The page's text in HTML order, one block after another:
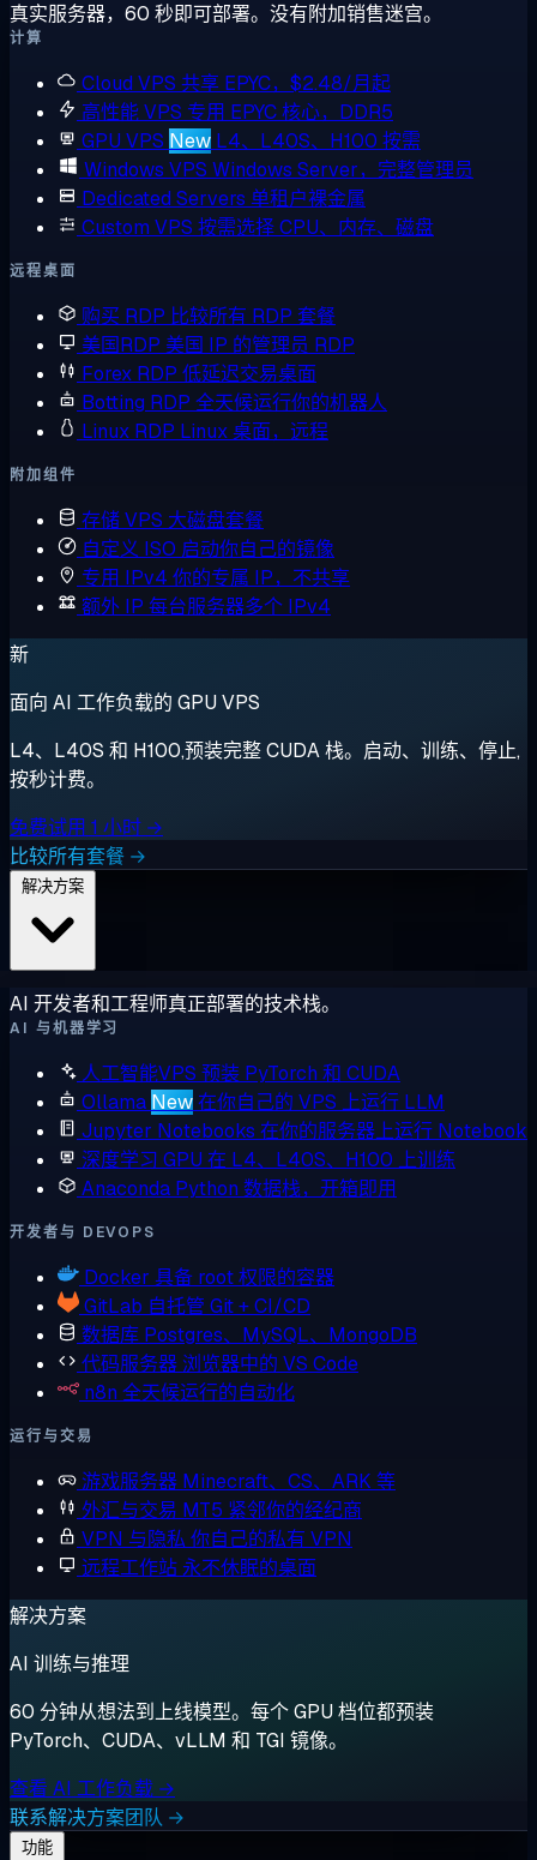
真实服务器，60 秒即可部署。没有附加销售迷宫。
计算
Cloud VPS 共享 EPYC，$2.48/月起
高性能 VPS 专用 EPYC 核心，DDR5
GPU VPS New L4、L40S、H100 按需
Windows VPS Windows Server，完整管理员
Dedicated Servers 单租户裸金属
Custom VPS 按需选择 CPU、内存、磁盘
远程桌面
购买 RDP 比较所有 RDP 套餐
美国RDP 美国 IP 的管理员 RDP
Forex RDP 低延迟交易桌面
Botting RDP 全天候运行你的机器人
Linux RDP Linux 桌面，远程
附加组件
存储 VPS 大磁盘套餐
自定义 ISO 启动你自己的镜像
专用 IPv4 你的专属 IP，不共享
额外 IP 每台服务器多个 IPv4
新
面向 AI 工作负载的 GPU VPS
L4、L40S 和 H100,预装完整 CUDA 栈。启动、训练、停止,
按秒计费。
免费试用 1 小时 →
比较所有套餐 →
AI 开发者和工程师真正部署的技术栈。
AI 与机器学习
人工智能VPS 预装 PyTorch 和 CUDA
Ollama New在你自己的 VPS 上运行 LLM
Jupyter Notebooks 在你的服务器上运行 Notebook
深度学习 GPU 在 L4、L40S、H100 上训练
Anaconda Python 数据栈，开箱即用
开发者与 DEVOPS
Docker 具备 root 权限的容器
GitLab 自托管 Git + CI/CD
数据库 Postgres、MySQL、MongoDB
代码服务器 浏览器中的 VS Code
n8n 全天候运行的自动化
运行与交易
游戏服务器 Minecraft、CS、ARK 等
外汇与交易 MT5 紧邻你的经纪商
VPN 与隐私 你自己的私有 VPN
远程工作站 永不休眠的桌面
解决方案
AI 训练与推理
60 分钟从想法到上线模型。每个 GPU 档位都预装
PyTorch、CUDA、vLLM 和 TGI 镜像。
查看 AI 工作负载 →
联系解决方案团队 →